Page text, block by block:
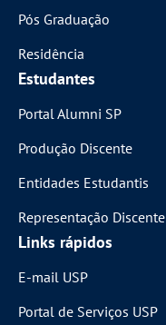
Pós Graduação
Residência
Estudantes
Portal Alumni SP
Produção Discente
Entidades Estudantis
Representação Discente
Links rápidos
E-mail USP
Portal de Serviços USP